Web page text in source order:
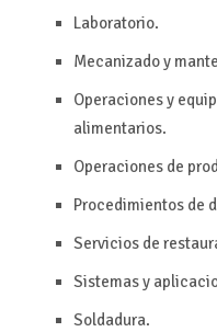
Laboratorio.
Mecanizado y
Operaciones y
alimentarios.
Operaciones de
Procedimientos de
Servicios de
Sistemas y
Soldadura.